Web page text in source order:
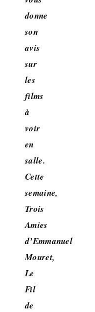
donne
son
avis
sur
les
films
à
voir
en
salle.
Cette
semaine,
Trois
Amies
d’Emmanuel
Mouret,
Le
Fil
de